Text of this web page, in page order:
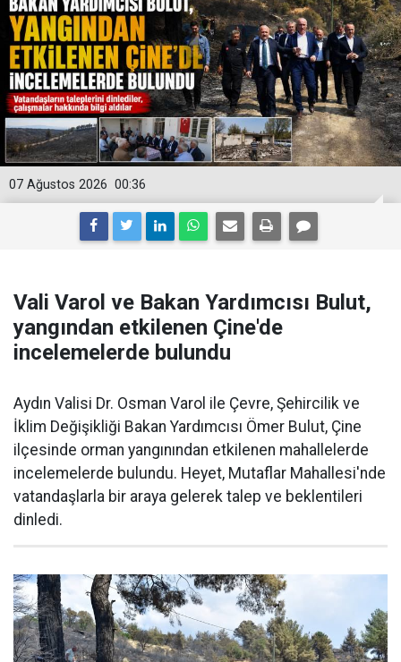
00:36
07 Ağustos 2026
Vali Varol ve Bakan Yardımcısı Bulut,
yangından etkilenen Çine'de
incelemelerde bulundu
Aydın Valisi Dr. Osman Varol ile Çevre, Şehircilik ve
İklim Değişikliği Bakan Yardımcısı Ömer Bulut, Çine
ilçesinde orman yangınından etkilenen mahallelerde
incelemelerde bulundu. Heyet, Mutaflar Mahallesi'nde
vatandaşlarla bir araya gelerek talep ve beklentileri
dinledi.